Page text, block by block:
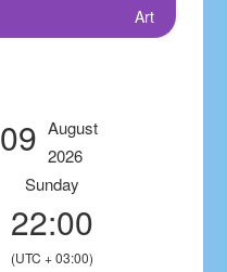
Art
09 August
2026
Sunday
22:00
(UTC + 03:00)